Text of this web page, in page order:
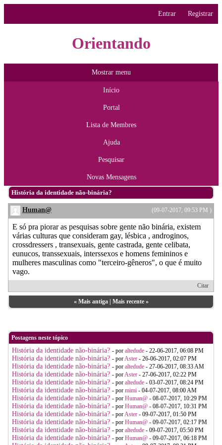
Entrar Registrar
Orientando
Mostrar menu
Início
Portal
Lista de Membres
Ajuda
Pesquisar
Novas Mensagens
História da identidade não-binária?
(09-07-2017, 09:53 PM )
Human@
E só pra piorar as pesquisas sobre gente não binária, existem
várias culturas que consideram gay, lésbica , androginos,
crossdressers , transexuais, gente castrada, gente celibata,
eunucos, transsexuais, interssexos e homens femininos e
mulheres masculinas como "terceiro-gêneros", o que é muito
vago.
Citar
« Mais antiga| Mais recente»
Postagens neste tópico
História da identidade não-binária? - por altedude - 22-06-2017, 06:08 PM
História da identidade não-binária? - porAster - 26-06-2017, 02:07 PM
História da identidade não-binária? - por altedude - 27-06-2017, 08:33 AM
História da identidade não-binária? - porAster - 27-06-2017, 02:22 PM
História da identidade não-binária? - por altedude - 03-07-2017, 08:24 PM
História da identidade não-binária? - por mimi - 04-07-2017, 08:00 AM
História da identidade não-binária? - por Human@ - 08-07-2017, 10:29 PM
História da identidade não-binária? - por Human@ - 08-07-2017, 10:31 PM
História da identidade não-binária? - porAster - 09-07-2017, 01:50 PM
História da identidade não-binária? - por Human@ - 09-07-2017, 02:17 PM
História da identidade não-binária? - por altedude - 09-07-2017, 05:50 PM
História da identidade não-binária? - por Human@ - 09-07-2017, 06:18 PM